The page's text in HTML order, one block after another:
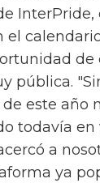
InterPride,
de
pública.
este año
todavía en
a
ya